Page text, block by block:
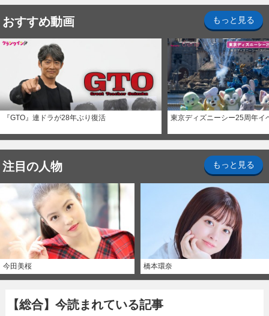
おすすめ動画 もっと見る
『GTO』連ドラが28年ぶり復活 東京ディズニーシー25周年イ
注目の人物 もっと見る
今田美桜 橋本環奈
【総合】今読まれている記事